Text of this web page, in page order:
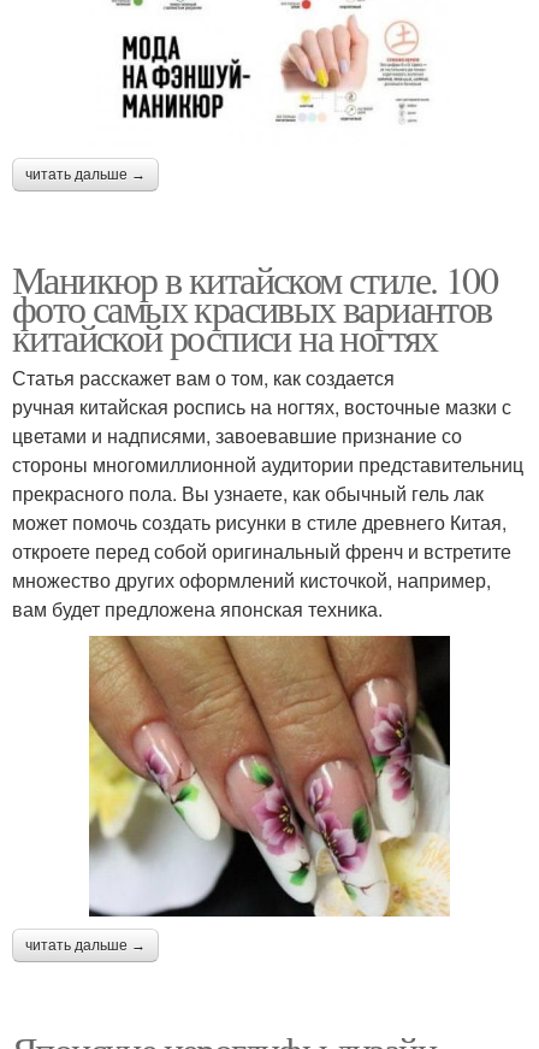
читать дальше →
Маникюр в китайском стиле. 100
фото самых красивых вариантов
китайской росписи на ногтях
Статья расскажет вам о том, как создается
ручная китайская роспись на ногтях, восточные мазки с
цветами и надписями, завоевавшие признание со
стороны многомиллионной аудитории представительниц
прекрасного пола. Вы узнаете, как обычный гель лак
может помочь создать рисунки в стиле древнего Китая,
откроете перед собой оригинальный френч и встретите
множество других оформлений кисточкой, например,
вам будет предложена японская техника.
читать дальше →